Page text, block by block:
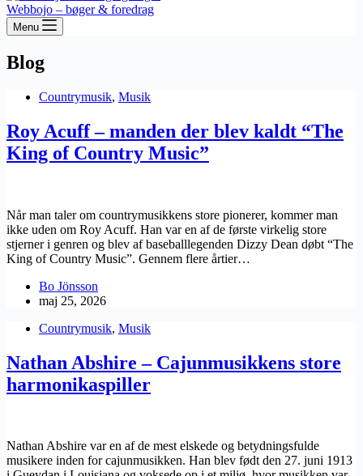
Webbojo – bøger & foredrag
Menu
Blog
Countrymusik, Musik
Roy Acuff – manden der blev kaldt “The
King of Country Music”
Når man taler om countrymusikkens store pionerer, kommer man
ikke uden om Roy Acuff. Han var en af de første virkelig store
stjerner i genren og blev af baseballlegenden Dizzy Dean døbt “The
King of Country Music”. Gennem flere årtier…
Bo Jönsson
maj 25, 2026
Countrymusik, Musik
Nathan Abshire – Cajunmusikkens store
harmonikaspiller
Nathan Abshire var en af de mest elskede og betydningsfulde
musikere inden for cajunmusikken. Han blev født den 27. juni 1913